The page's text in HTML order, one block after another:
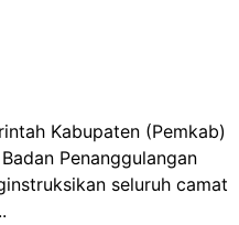
Kabupaten (Pemkab)
Penanggulangan
seluruh camat